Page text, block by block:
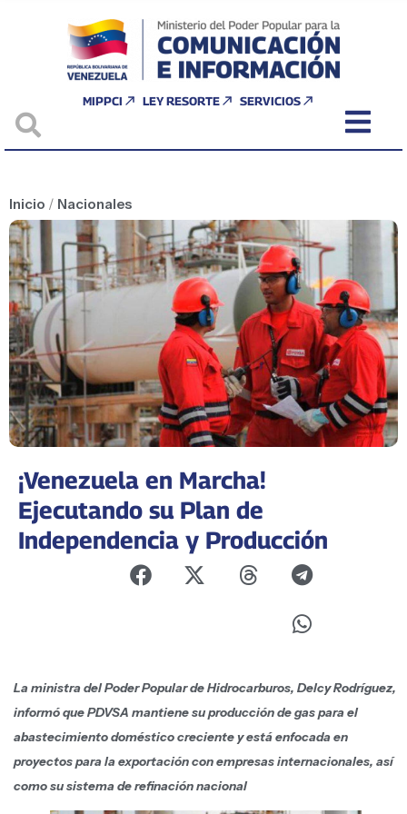
MIPPCI LEY RESORTE SERVICIOS
Inicio / Nacionales
¡Venezuela en Marcha!
Ejecutando su Plan de
Independencia y Producción
La ministra del Poder Popular de Hidrocarburos, Delcy Rodríguez,
informó que PDVSA mantiene su producción de gas para el
abastecimiento doméstico creciente y está enfocada en
proyectos para la exportación con empresas internacionales, así
como su sistema de refinación nacional